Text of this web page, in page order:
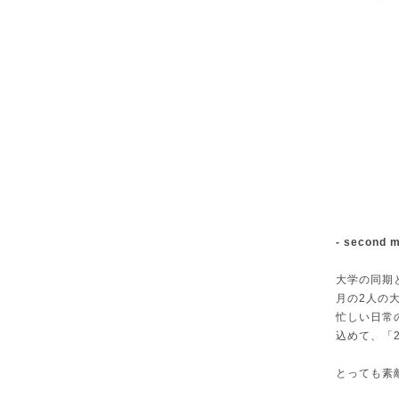
- second
大学の同期
月の2人の
忙しい日常
込めて、「
とっても素